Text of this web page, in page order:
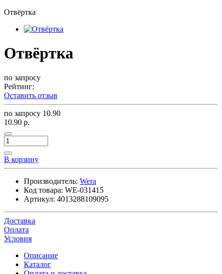
Отвёртка
Отвёртка
по запросу
Рейтинг:
Оставить отзыв
по запросу 10.90
10.90 р.
В корзину
Производитель: Wera
Код товара: WE-031415
Артикул: 4013288109095
Доставка
Оплата
Условия
Описание
Каталог